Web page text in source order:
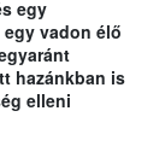
egy
vadon élő
hazánkban is
elleni